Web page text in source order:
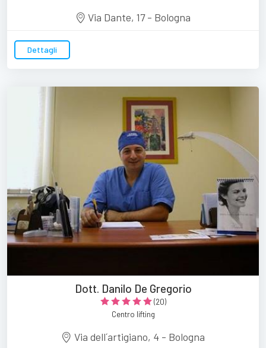
Via Dante, 17 - Bologna
Dettagli
Dott. Danilo De Gregorio
(20)
Centro lifting
Via dell´artigiano, 4 - Bologna